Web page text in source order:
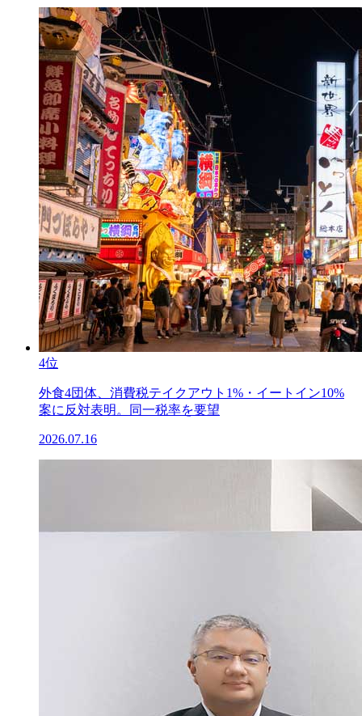
4位
外食4団体、消費税テイクアウト1%・イートイン10%
案に反対表明。同一税率を要望
2026.07.16